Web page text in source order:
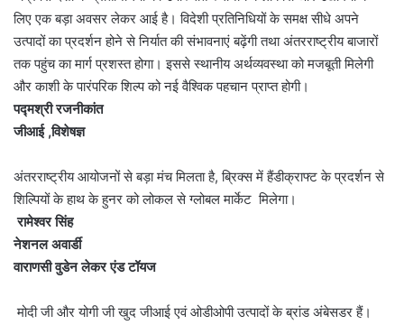
लिए एक बड़ा अवसर लेकर आई है। विदेशी प्रतिनिधियों के समक्ष सीधे अपने
उत्पादों का प्रदर्शन होने से निर्यात की संभावनाएं बढ़ेंगी तथा अंतरराष्ट्रीय बाजारों
तक पहुंच का मार्ग प्रशस्त होगा। इससे स्थानीय अर्थव्यवस्था को मजबूती मिलेगी
और काशी के पारंपरिक शिल्प को नई वैश्विक पहचान प्राप्त होगी।
पद्मश्री रजनीकांत
जीआई ,विशेषज्ञ
अंतरराष्ट्रीय आयोजनों से बड़ा मंच मिलता है, ब्रिक्स में हैंडीक्राफ्ट के प्रदर्शन से
शिल्पियों के हाथ के हुनर को लोकल से ग्लोबल मार्केट मिलेगा।
रामेश्वर सिंह
नेशनल अवार्डी
वाराणसी वुडेन लेकर एंड टॉयज
मोदी जी और योगी जी खुद जीआई एवं ओडीओपी उत्पादों के ब्रांड अंबेसडर हैं।